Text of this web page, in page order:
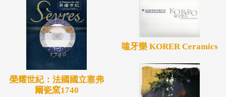
榮耀世紀：法國國立塞弗
爾瓷窯1740
嗑牙樂 KORER Ceramics